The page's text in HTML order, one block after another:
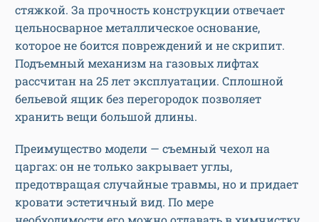
стяжкой. За прочность конструкции отвечает
цельносварное металлическое основание,
которое не боится повреждений и не скрипит.
Подъемный механизм на газовых лифтах
рассчитан на 25 лет эксплуатации. Сплошной
бельевой ящик без перегородок позволяет
хранить вещи большой длины.
Преимущество модели — съемный чехол на
царгах: он не только закрывает углы,
предотвращая случайные травмы, но и придает
кровати эстетичный вид. По мере